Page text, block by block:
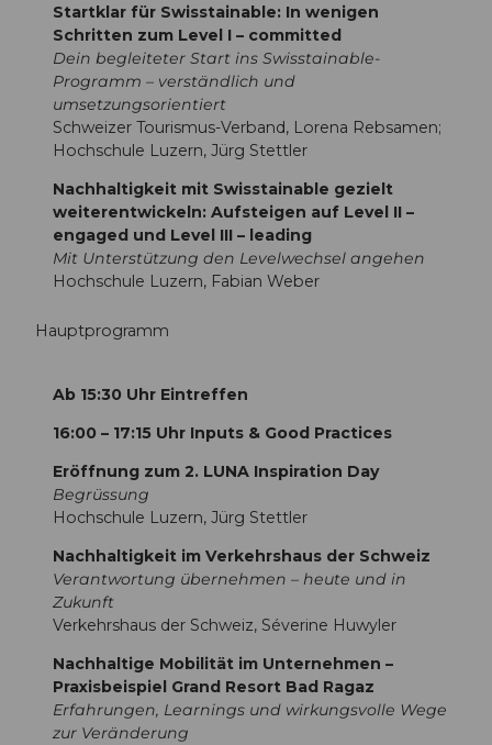
Startklar für Swisstainable: In wenigen
Schritten zum Level I – committed
Dein begleiteter Start ins Swisstainable-
Programm – verständlich und
umsetzungsorientiert
Schweizer Tourismus-Verband, Lorena Rebsamen;
Hochschule Luzern, Jürg Stettler
Nachhaltigkeit mit Swisstainable gezielt
weiterentwickeln: Aufsteigen auf Level II –
engaged und Level III – leading
Mit Unterstützung den Levelwechsel angehen
Hochschule Luzern, Fabian Weber
Hauptprogramm
Ab 15:30 Uhr Eintreffen
16:00 – 17:15 Uhr Inputs & Good Practices
Eröffnung zum 2. LUNA Inspiration Day
Begrüssung
Hochschule Luzern, Jürg Stettler
Nachhaltigkeit im Verkehrshaus der Schweiz
Verantwortung übernehmen – heute und in
Zukunft
Verkehrshaus der Schweiz, Séverine Huwyler
Nachhaltige Mobilität im Unternehmen –
Praxisbeispiel Grand Resort Bad Ragaz
Erfahrungen, Learnings und wirkungsvolle Wege
zur Veränderung